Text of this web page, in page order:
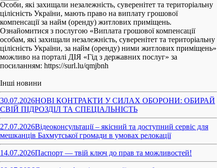
Особи, які захищали незалежність, суверенітет та територіальну
цілісність України, мають право на виплату грошової
компенсації за найм (оренду) житлових приміщень.
Ознайомитися з послугою «Виплата грошової компенсації
особам, які захищали незалежність, суверенітет та територіальну
цілісність України, за найм (оренду) ними житлових приміщень»
можливо на порталі ДІЯ «Гід з державних послуг» за
посиланням: https://surl.lu/qmjbnh
Інші новини
30.07.2026НОВІ КОНТРАКТИ У СИЛАХ ОБОРОНИ: ОБИРАЙ
СВІЙ ПІДРОЗДІЛ ТА СПЕЦІАЛЬНІСТЬ
27.07.2026Відеоконсультації – якісний та доступний сервіс для
мешканців Бахмутської громади в умовах релокації
14.07.2026Паспорт — твій ключ до прав та можливостей!